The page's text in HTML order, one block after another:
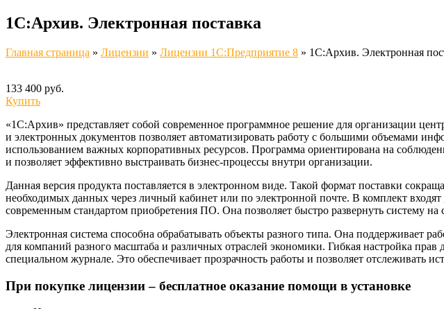
1С:Архив. Электронная поставка
Главная страница » Лицензии » Лицензии 1C:Предприятие 8 » 1С:Архив. Электронная
133 400 руб.
Купить
«1С:Архив» представляет собой современное программное решение для организации
и электронных документов позволяет автоматизировать работу с большими объемами
использованием важных корпоративных ресурсов. Программа ориентирована на
и позволяет эффективно выстраивать бизнес‑процессы внутри организации.
Данная версия продукта поставляется в электронном виде. Такой формат поставки
необходимых данных через личный кабинет или по электронной почте. В комплект
современным стандартом приобретения ПО. Она позволяет быстро развернуть систему
Электронная система способна обрабатывать объекты разного типа. Она
для компаний разного масштаба и различных отраслей экономики. Гибкая настройка
специальном журнале. Это обеспечивает прозрачность работы и позволяет отслеживать
При покупке лицензии – бесплатное оказание помощи в установке